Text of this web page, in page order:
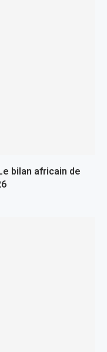
bilan africain de